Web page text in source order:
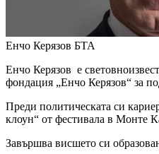
Енчо Керязов БТА
Енчо Керязов е
фондация „Енчо Керязов“ за
Преди политическата си
клоун“ от фестивала в Монте
Завършва висшето си